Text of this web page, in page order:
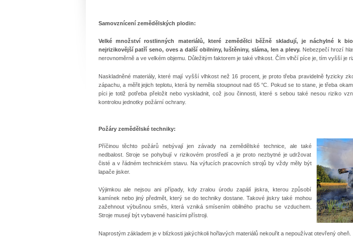
Samovznícení zemědělských plodin:
Velké množství rostlinných materiálů, které zemědělci běžně skladují, je náchylné k
nejrizikovější patří seno, oves a další obilniny, luštěniny, sláma, len a plevy. Nebezpečí hrozí
nerovnoměrně a ve velkém objemu. Důležitým faktorem je také vlhkost. Čím vlhčí píce je, tím vyšší je
Naskladněné materiály, které mají vyšší vlhkost než 16 procent, je proto třeba pravidelně fyzicky
zápachu, a měřit jejich teplotu, která by neměla stoupnout nad 65 °C. Pokud se to stane, je třeba
píci je totiž potřeba přeložit nebo vyskladnit, což jsou činnosti, které s sebou také nesou riziko
kontrolou jednotky požární ochrany.
Požáry zemědělské techniky:
Příčinou těchto požárů nebývají jen závady na zemědělské technice, ale také
nedbalost. Stroje se pohybují v rizikovém prostředí a je proto nezbytné je udržovat
čisté a v řádném technickém stavu. Na výfucích pracovních strojů by vždy měly být
lapače jisker.
Výjimkou ale nejsou ani případy, kdy zralou úrodu zapálí jiskra, kterou způsobí
kamínek nebo jiný předmět, který se do techniky dostane. Takové jiskry také mohou
zažehnout výbušnou směs, která vzniká smísením obilného prachu se vzduchem.
Stroje musejí být vybavené hasicími přístroji.
Naprostým základem je v blízkosti jakýchkoli hořlavých materiálů nekouřit a nepoužívat otevřený oheň.